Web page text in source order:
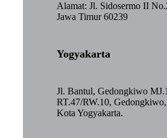
Alamat: Jl. Sidosermo II
Jawa Timur 60239
Yogyakarta
Jl. Bantul, Gedongkiwo
RT.47/RW.10,
Kota Yogyakarta.